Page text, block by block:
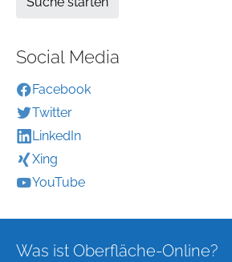
Social Media
Facebook
Twitter
LinkedIn
Xing
YouTube
Was ist Oberfläche-Online?